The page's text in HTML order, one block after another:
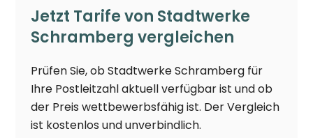
Jetzt Tarife von Stadtwerke
Schramberg vergleichen
Prüfen Sie, ob Stadtwerke Schramberg für
Ihre Postleitzahl aktuell verfügbar ist und ob
der Preis wettbewerbsfähig ist. Der Vergleich
ist kostenlos und unverbindlich.